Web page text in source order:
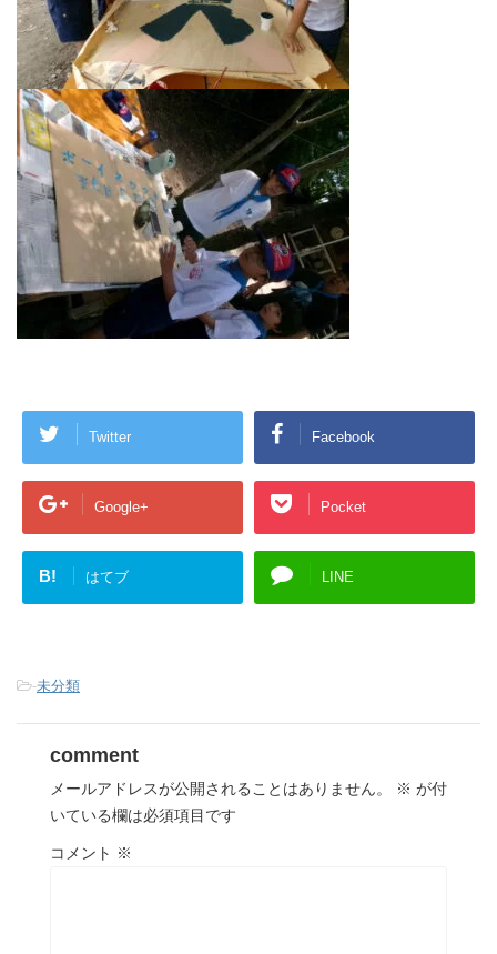
Twitter Facebook
Google+ Pocket
B! はてブ LINE
-未分類
comment
メールアドレスが公開されることはありません。 ※ が付
いている欄は必須項目です
コメント ※